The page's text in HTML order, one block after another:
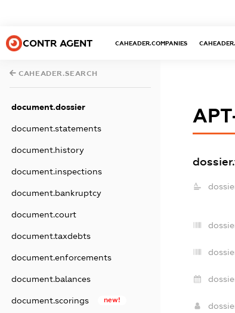
CONTR AGENT CAHEADER.COMPANIES
CAHEADER.SEARCH
document.dossier
document.statements
document.history
document.inspections
document.bankruptcy
document.court
document.taxdebts
document.enforcements
document.balances
document.scorings new!